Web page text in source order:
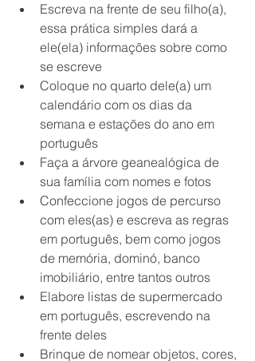
Escreva na frente de seu filho(a),
essa prática simples dará a
ele(ela) informações sobre como
se escreve
Coloque no quarto dele(a) um
calendário com os dias da
semana e estações do ano em
português
Faça a árvore geanealógica de
sua família com nomes e fotos
Confeccione jogos de percurso
com eles(as) e escreva as regras
em português, bem como jogos
de memória, dominó, banco
imobiliário, entre tantos outros
Elabore listas de supermercado
em português, escrevendo na
frente deles
Brinque de nomear objetos, cores,